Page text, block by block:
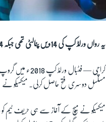
یہ رواں ورلڈ کپ کی 14ویں پنالٹی تھی جبکہ 2014ء میں پورے ورلڈ کپ کے دوران ٹیموں کو مجموعی طور پر 13پنالٹی ککس ملی تھیں
کراچی — فٹبال ورلڈ کپ 2018ء میں گروپ
مسلسل دوسری فتح حاصل کرلی۔ میکسیکو نے
میکسیکو نے میچ کے آغاز سے ہی حریف ٹیم کو دباؤ میں